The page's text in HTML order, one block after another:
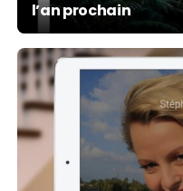
l’an prochain